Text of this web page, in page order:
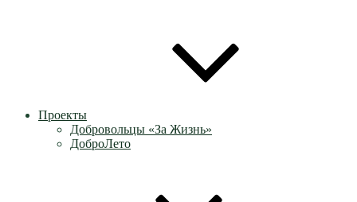
Проекты
Добровольцы «За Жизнь»
ДоброЛето